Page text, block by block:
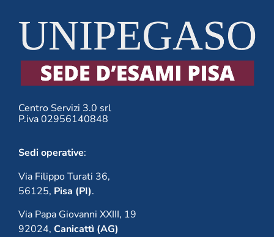
Centro Servizi 3.0 srl
P.iva 02956140848
Sedi operative:
Via Filippo Turati 36,
56125, Pisa (PI).
Via Papa Giovanni XXIII, 19
92024, Canicattì (AG)